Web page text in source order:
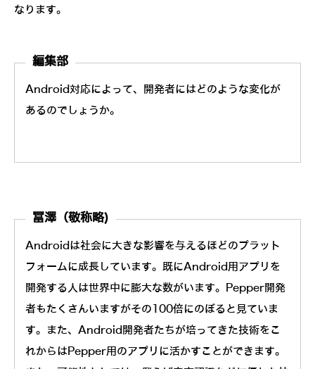
なります。
編集部
Android対応によって、開発者にはどのような変化が
あるのでしょうか。
冨澤（敬称略)
Androidは社会に大きな影響を与えるほどのプラット
フォームに成長しています。既にAndroid用アプリを
開発する人は世界中に膨大な数がいます。Pepper開発
者もたくさんいますがその100倍にのぼると見ていま
す。また、Android開発者たちが培ってきた技術をこ
れからはPepper用のアプリに活かすことができます。